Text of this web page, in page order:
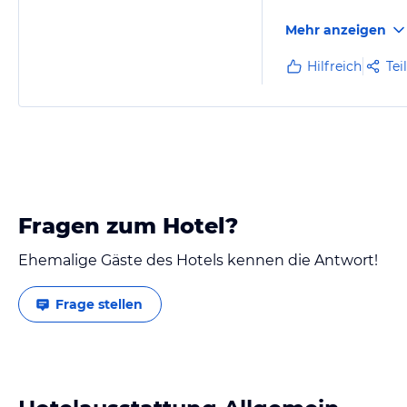
Mehr anzeigen
Hilfreich
Fragen zum Hotel?
Ehemalige Gäste des Hotels kennen die Antwort!
Frage stellen